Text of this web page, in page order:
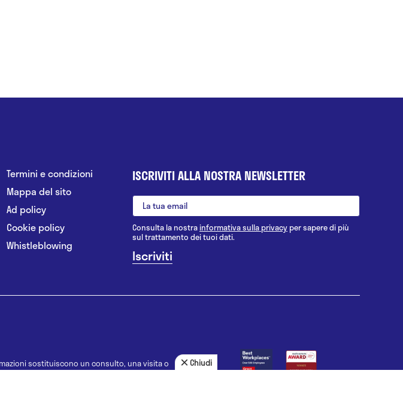
Termini e condizioni
Mappa del sito
Ad policy
Cookie policy
Whistleblowing
ISCRIVITI ALLA NOSTRA NEWSLETTER
Consulta la nostrainformativa sulla privacy per sapere di più
sul trattamento dei tuoi dati.
sostituiscono un consulto, una visita o
per la formulazione di una diagnosi, la
Chiudi